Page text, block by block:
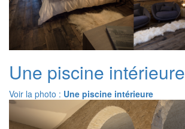
Une piscine intérieure
Voir la photo : Une piscine intérieure